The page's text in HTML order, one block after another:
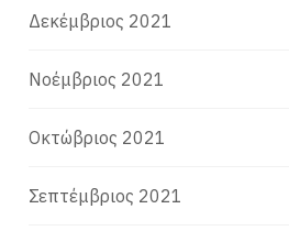
Δεκέμβριος 2021
Νοέμβριος 2021
Οκτώβριος 2021
Σεπτέμβριος 2021